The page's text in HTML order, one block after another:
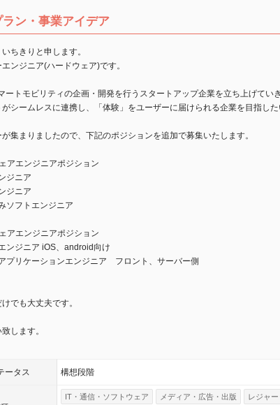
ラン・事業アイデア
ちきりと申します。
ンジニア(ハードウェア)です。
トモビリティの企画・開発を行うスタートアップ企業を立ち上げてい
シームレスに連携し、「体験」をユーザーに届けられる企業を目指した
集まりましたので、下記のポジションを追加で募集いたします。
アエンジニアポジション
ニア
ニア
フトエンジニア
アエンジニアポジション
ジニア iOS、android向け
リケーションエンジニア フロント、サーバー側
でも大丈夫です。
します。
ータス 構想段階
IT・通信・ソフトウェア メディア・広告・出版 レジャ